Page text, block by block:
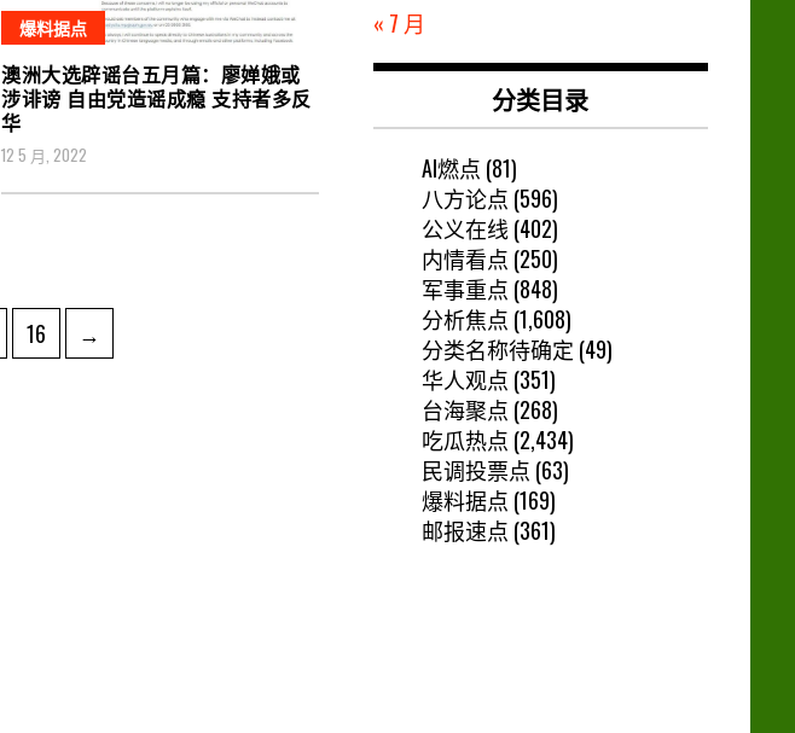
爆料据点
澳洲大选辟谣台五月篇：廖婵娥或
涉诽谤 自由党造谣成瘾 支持者多反
华
12 5 月, 2022
Page
16 →
« 7 月
分类目录
AI燃点 (81)
八方论点 (596)
公义在线(402)
内情看点 (250)
军事重点 (848)
分析焦点 (1,608)
分类名称待确定 (49)
华人观点 (351)
台海聚点 (268)
吃瓜热点 (2,434)
民调投票点 (63)
爆料据点 (169)
邮报速点 (361)